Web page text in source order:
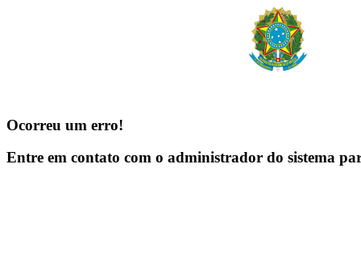
Ocorreu um erro!
Entre em contato com o administrador do sistema